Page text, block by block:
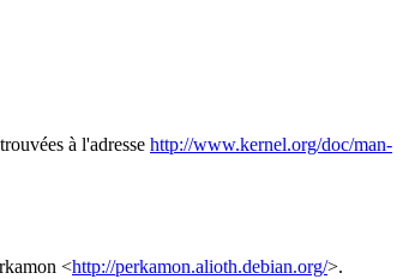
à l'adresse http://www.kernel.org/doc/man-
<http://perkamon.alioth.debian.org/>.